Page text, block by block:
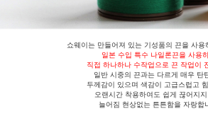
쇼웨이는 만들어져 있는 기성품의 끈을 사용
일본 수입 특수 나일론끈을 사용
직접 하나하나 수작업으로 끈 작업이
일반 시중의 끈과는 다르게 매우 탄
두께감이 있으며 색감이 고급스럽고
오랜시간 착용하여도 쉽게 끊어지
늘어짐 현상없는 튼튼함을 자랑합